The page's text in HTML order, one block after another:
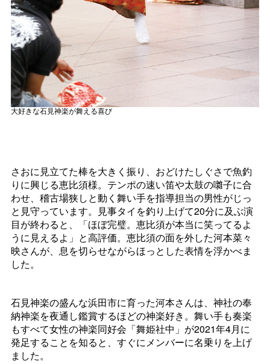
大好きな石見神楽が舞える喜び
さおに見立てた棒を大きく振り、おどけたしぐさで魚釣
りに興じる恵比須様。テンポの速い笛や太鼓の囃子に合
わせ、稽古場狭しと動く舞い手を指導担当の男性がじっ
と見守っています。見事タイを釣り上げて20分に及ぶ演
目が終わると、「ほぼ完璧。恵比須が本当に笑ってるよ
うに見えるよ」と高評価。恵比須の面を外した河本菜々
映さんが、息を切らせながらほっとした表情を浮かべま
した。
石見神楽の盛んな浜田市に育った河本さんは、神社の奉
納神楽を夜通し鑑賞するほどの神楽好き。舞い手も奏楽
もすべて女性の神楽同好会「舞姫社中」が2021年4月に
発足することを知ると、すぐにメンバーに名乗りを上げ
ました。